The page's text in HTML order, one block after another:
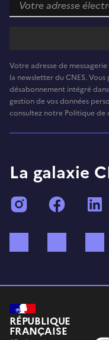
Votre adresse de
la newsletter du CNES.
désabonnement intégré
gestion de vos données
consultez notre Politique
La galaxie
Instagram
RÉPUBLIQUE
FRANÇAISE